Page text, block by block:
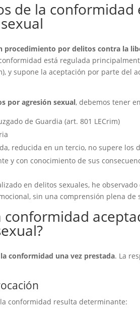
de la conformidad
procedimiento por delitos contra la
está regulada
y supone la aceptación por parte del
por agresión sexual, debemos tener
de Guardia (art. 801 LECrim)
reducida en un tercio, no supere los
y con conocimiento de sus
en delitos sexuales, he
sin una comprensión plena de
conformidad
conformidad una vez prestada. La
conformidad resulta determinante: